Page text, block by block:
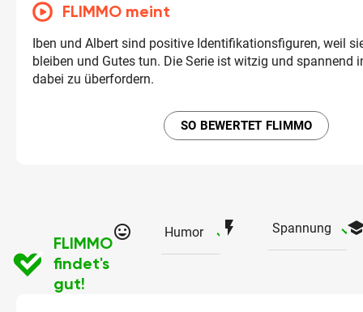
FLIMMO meint
Iben und Albert sind positive Identifikationsfiguren, weil
bleiben und Gutes tun. Die Serie ist witzig und spannend
dabei zu überfordern.
SO BEWERTET FLIMMO
FLIMMO
findet's
gut!
tag_faces Humor checked
flash_on Spannung